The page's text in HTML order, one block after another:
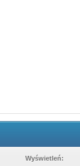
Wyświetleń: